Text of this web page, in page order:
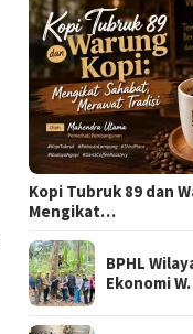
Kopi Tubruk 89 dan
Mengikat…
BPHL
Ekonomi